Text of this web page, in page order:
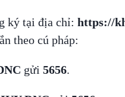
ký tại địa chỉ: https://
theo cú pháp:
gửi 5656.